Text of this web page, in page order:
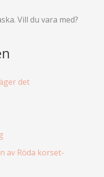
Vill du vara med?
det
av Röda korset-